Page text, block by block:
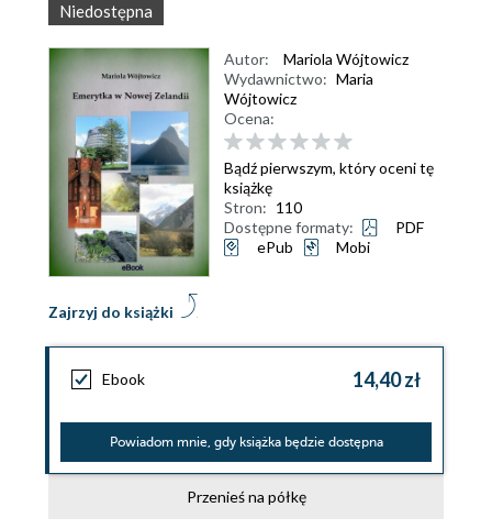
Niedostępna
Zajrzyj do książki
Autor:
Mariola Wójtowicz
Wydawnictwo: Maria
Wójtowicz
Ocena:
Bądź pierwszym, który oceni tę
książkę
Stron: 110
Dostępne formaty:
PDF
ePub
Mobi
Ebook 14,40 zł
Powiadom mnie, gdy książka będzie dostępna
Przenieś na półkę